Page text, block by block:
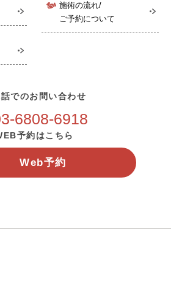
施術の流れ/
ご予約について
でのお問い合わせ
6808-6918
予約はこちら
Web予約